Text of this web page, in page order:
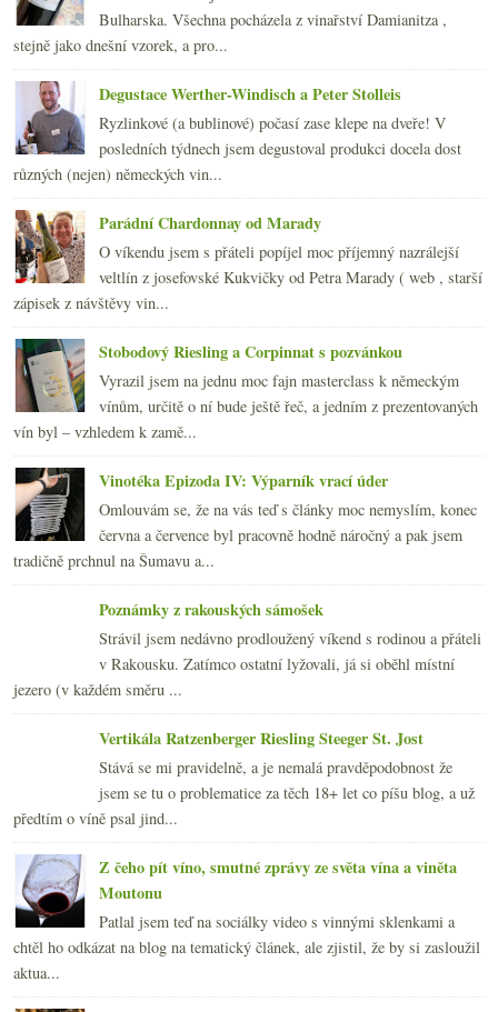
Bulharska. Všechna pocházela z vinařství Damianitza ,
stejně jako dnešní vzorek, a pro...
Degustace Werther-Windisch a Peter Stolleis
Ryzlinkové (a bublinové) počasí zase klepe na dveře! V
posledních týdnech jsem degustoval produkci docela dost
různých (nejen) německých vin...
Parádní Chardonnay od Marady
O víkendu jsem s přáteli popíjel moc příjemný nazrálejší
veltlín z josefovské Kukvičky od Petra Marady ( web , starší
zápisek z návštěvy vin...
Stobodový Riesling a Corpinnat s pozvánkou
Vyrazil jsem na jednu moc fajn masterclass k německým
vínům, určitě o ní bude ještě řeč, a jedním z prezentovaných
vín byl – vzhledem k zamě...
Vinotéka Epizoda IV: Výparník vrací úder
Omlouvám se, že na vás teď s články moc nemyslím, konec
června a července byl pracovně hodně náročný a pak jsem
tradičně prchnul na Šumavu a...
Poznámky z rakouských sámošek
Strávil jsem nedávno prodloužený víkend s rodinou a přáteli
v Rakousku. Zatímco ostatní lyžovali, já si oběhl místní
jezero (v každém směru ...
Vertikála Ratzenberger Riesling Steeger St. Jost
Stává se mi pravidelně, a je nemalá pravděpodobnost že
jsem se tu o problematice za těch 18+ let co píšu blog, a už
předtím o víně psal jind...
Z čeho pít víno, smutné zprávy ze světa vína a viněta
Moutonu
Patlal jsem teď na sociálky video s vinnými sklenkami a
chtěl ho odkázat na blog na tematický článek, ale zjistil, že by si zasloužil
aktua...